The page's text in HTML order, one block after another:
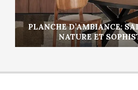
PLANCHE D’AMBIANCE:
NATURE ET